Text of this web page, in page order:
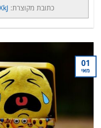
כתובת מקוצרת:
01
מאי